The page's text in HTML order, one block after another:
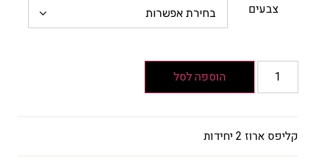
הנוכחי
₪15
צבעים
הוספה לסל
קליפס ארוז 2 יחידות